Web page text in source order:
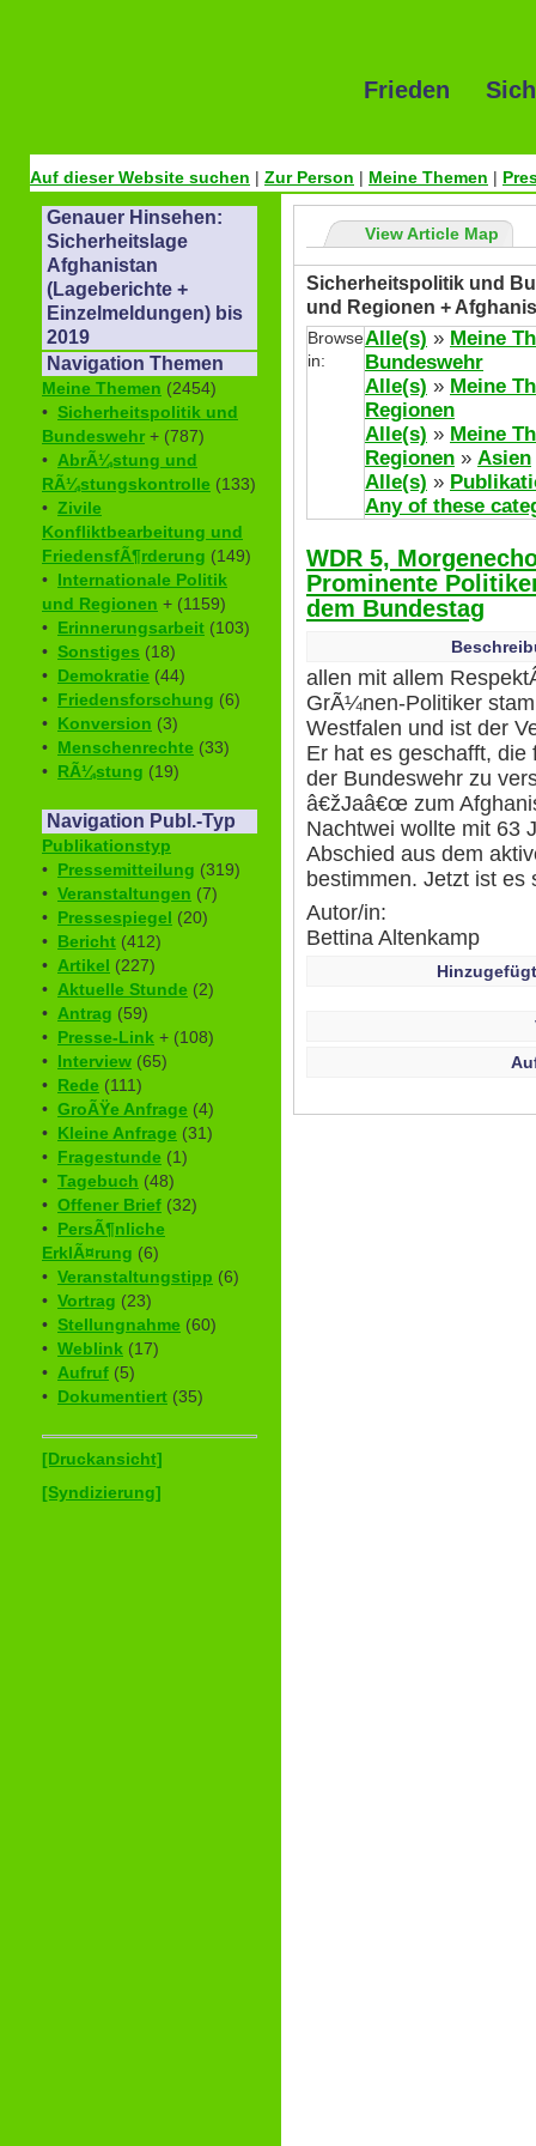
Frieden
Auf dieser Website suchen | Zur Person | Meine Themen |
Genauer Hinsehen:
Sicherheitslage
Afghanistan
(Lageberichte +
Einzelmeldungen) bis
2019
Navigation Themen
Meine Themen (2454)
• Sicherheitspolitik und
Bundeswehr + (787)
• AbrÃ¼stung und
RÃ¼stungskontrolle (133)
• Zivile
Konfliktbearbeitung und
FriedensfÃ¶rderung (149)
• Internationale Politik
und Regionen + (1159)
• Erinnerungsarbeit (103)
• Sonstiges (18)
• Demokratie (44)
• Friedensforschung (6)
• Konversion (3)
• Menschenrechte (33)
• RÃ¼stung (19)
Navigation Publ.-Typ
Publikationstyp
• Pressemitteilung (319)
• Veranstaltungen (7)
• Pressespiegel (20)
• Bericht (412)
• Artikel (227)
• Aktuelle Stunde (2)
• Antrag (59)
• Presse-Link + (108)
• Interview (65)
• Rede (111)
• GroÃŸe Anfrage (4)
• Kleine Anfrage (31)
• Fragestunde (1)
• Tagebuch (48)
• Offener Brief (32)
• PersÃ¶nliche
ErklÃ¤rung (6)
• Veranstaltungstipp (6)
• Vortrag (23)
• Stellungnahme (60)
• Weblink (17)
• Aufruf (5)
• Dokumentiert (35)
[Druckansicht]
[Syndizierung]
View Article Map
Sicherheitspolitik und
und Regionen +
Browse
in:
Alle(s) » Meine
Bundeswehr
Alle(s) » Meine
Regionen
Alle(s) » Meine
Regionen » Asien
Alle(s) »
Any of these
WDR 5,
Prominente
dem Bundestag
allen mit allem
GrÃ¼nen-Politiker
Westfalen und ist der
Er hat es geschafft,
der Bundeswehr zu
â€žJaâ€œ zum
Nachtwei wollte mit 63
Abschied aus dem
bestimmen. Jetzt ist es
Autor/in:
Bettina Altenkamp